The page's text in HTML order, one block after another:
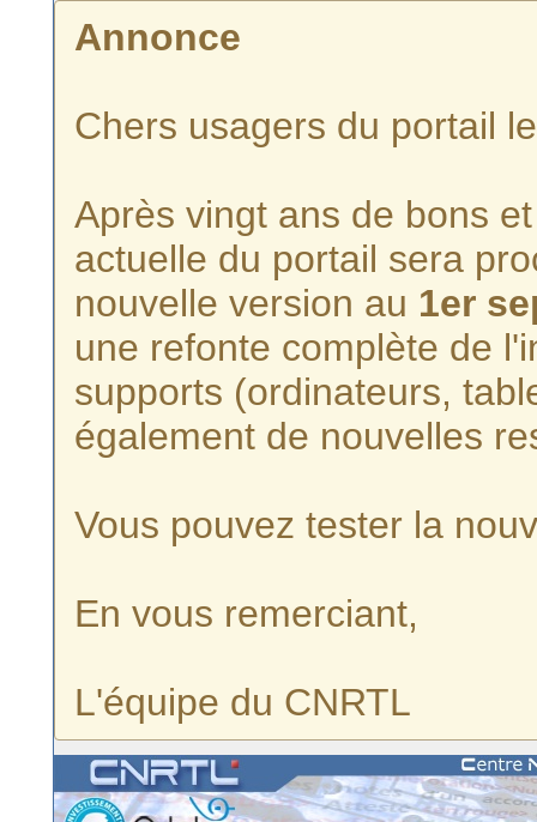
Annonce
Chers usagers du portail
Après vingt ans de bons
actuelle du portail sera
nouvelle version au 1er
une refonte complète de
supports (ordinateurs,
également de nouvelles
Vous pouvez tester la
En vous remerciant,
L'équipe du CNRTL